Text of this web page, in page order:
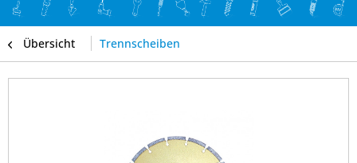
Übersicht Trennscheiben